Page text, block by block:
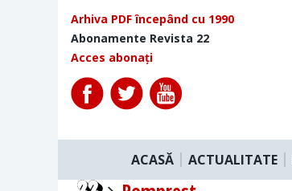
Arhiva PDF începând cu 1990
Abonamente Revista 22
Acces abonați
ACASĂ ACTUALITATE